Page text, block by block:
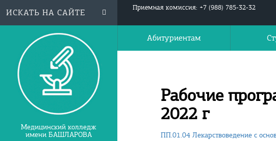
Медицинский колледж
имени БАШЛАРОВА
Приемная комиссия: +7 (988) 785-32-32
Абитуриентам
Рабочие
2022 г
ПП.01.04 Лекарствоведение с